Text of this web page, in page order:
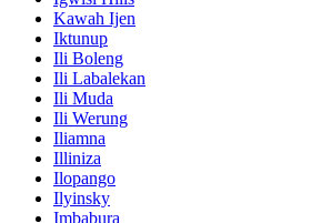
Kawah Ijen
Iktunup
Ili Boleng
Ili Labalekan
Ili Muda
Ili Werung
Iliamna
Illiniza
Ilopango
Ilyinsky
Imbabura